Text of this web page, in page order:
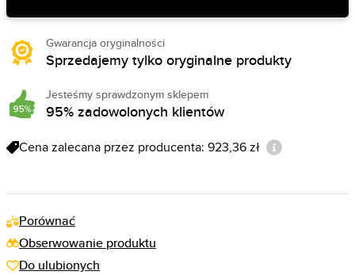
Gwarancja oryginalności
Sprzedajemy tylko oryginalne produkty
Jesteśmy sprawdzonym sklepem
95% zadowolonych klientów
Cena zalecana przez producenta: 923,36 zł
Porównać
Obserwowanie produktu
Do ulubionych